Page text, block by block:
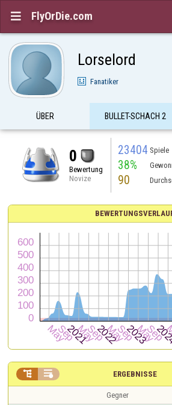
 FlyOrDie.com
Lorselord
Fanatiker
ÜBER BULLET-SCHACH 2
0
Bewertung
Novize
23404 Spiele
38%
90
ERGEBNISSE
 
Gegner